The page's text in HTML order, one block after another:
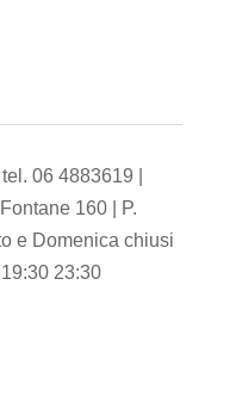
06 4883619 |
160 | P.
e Domenica chiusi
23:30